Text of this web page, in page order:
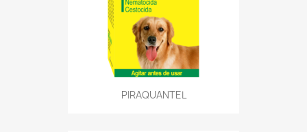
PIRAQUANTEL